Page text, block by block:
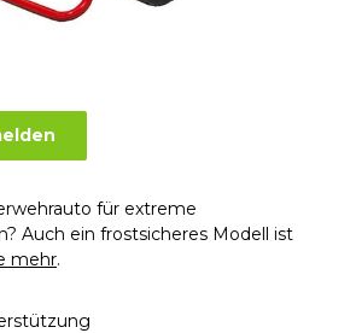
für extreme
Auch ein frostsicheres Modell ist
mehr.